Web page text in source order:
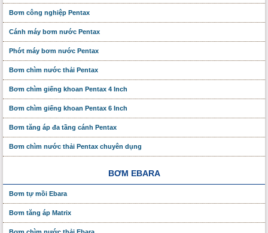
Bơm công nghiệp Pentax
Cánh máy bơm nước Pentax
Phớt máy bơm nước Pentax
Bơm chìm nước thải Pentax
Bơm chìm giếng khoan Pentax 4 Inch
Bơm chìm giếng khoan Pentax 6 Inch
Bơm tăng áp đa tầng cánh Pentax
Bơm chìm nước thải Pentax chuyên dụng
BƠM EBARA
Bơm tự mồi Ebara
Bơm tăng áp Matrix